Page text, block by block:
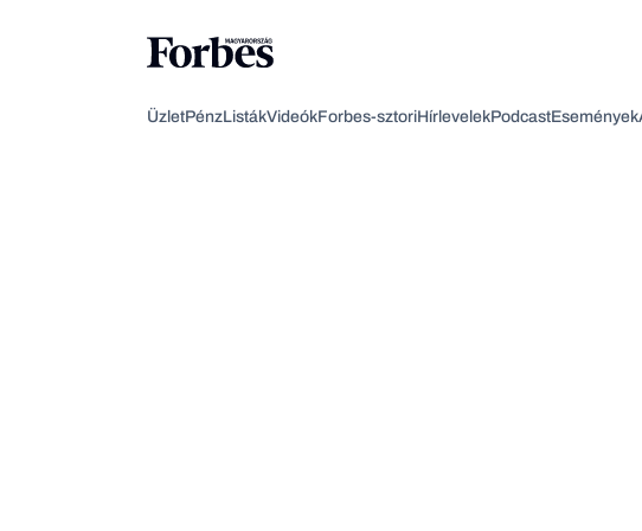
ÜzletPénzListákVideókForbes-sztoriHírlevelekPodcastEsemények